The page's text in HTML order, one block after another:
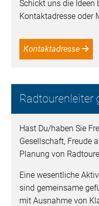
Schickt uns die Ideen
Kontaktadresse oder
Kontaktadresse
Radtourenleiter
Hast Du/haben Sie
Gesellschaft, Freude
Planung von
Eine wesentliche
sind gemeinsame
mit Ausnahme von